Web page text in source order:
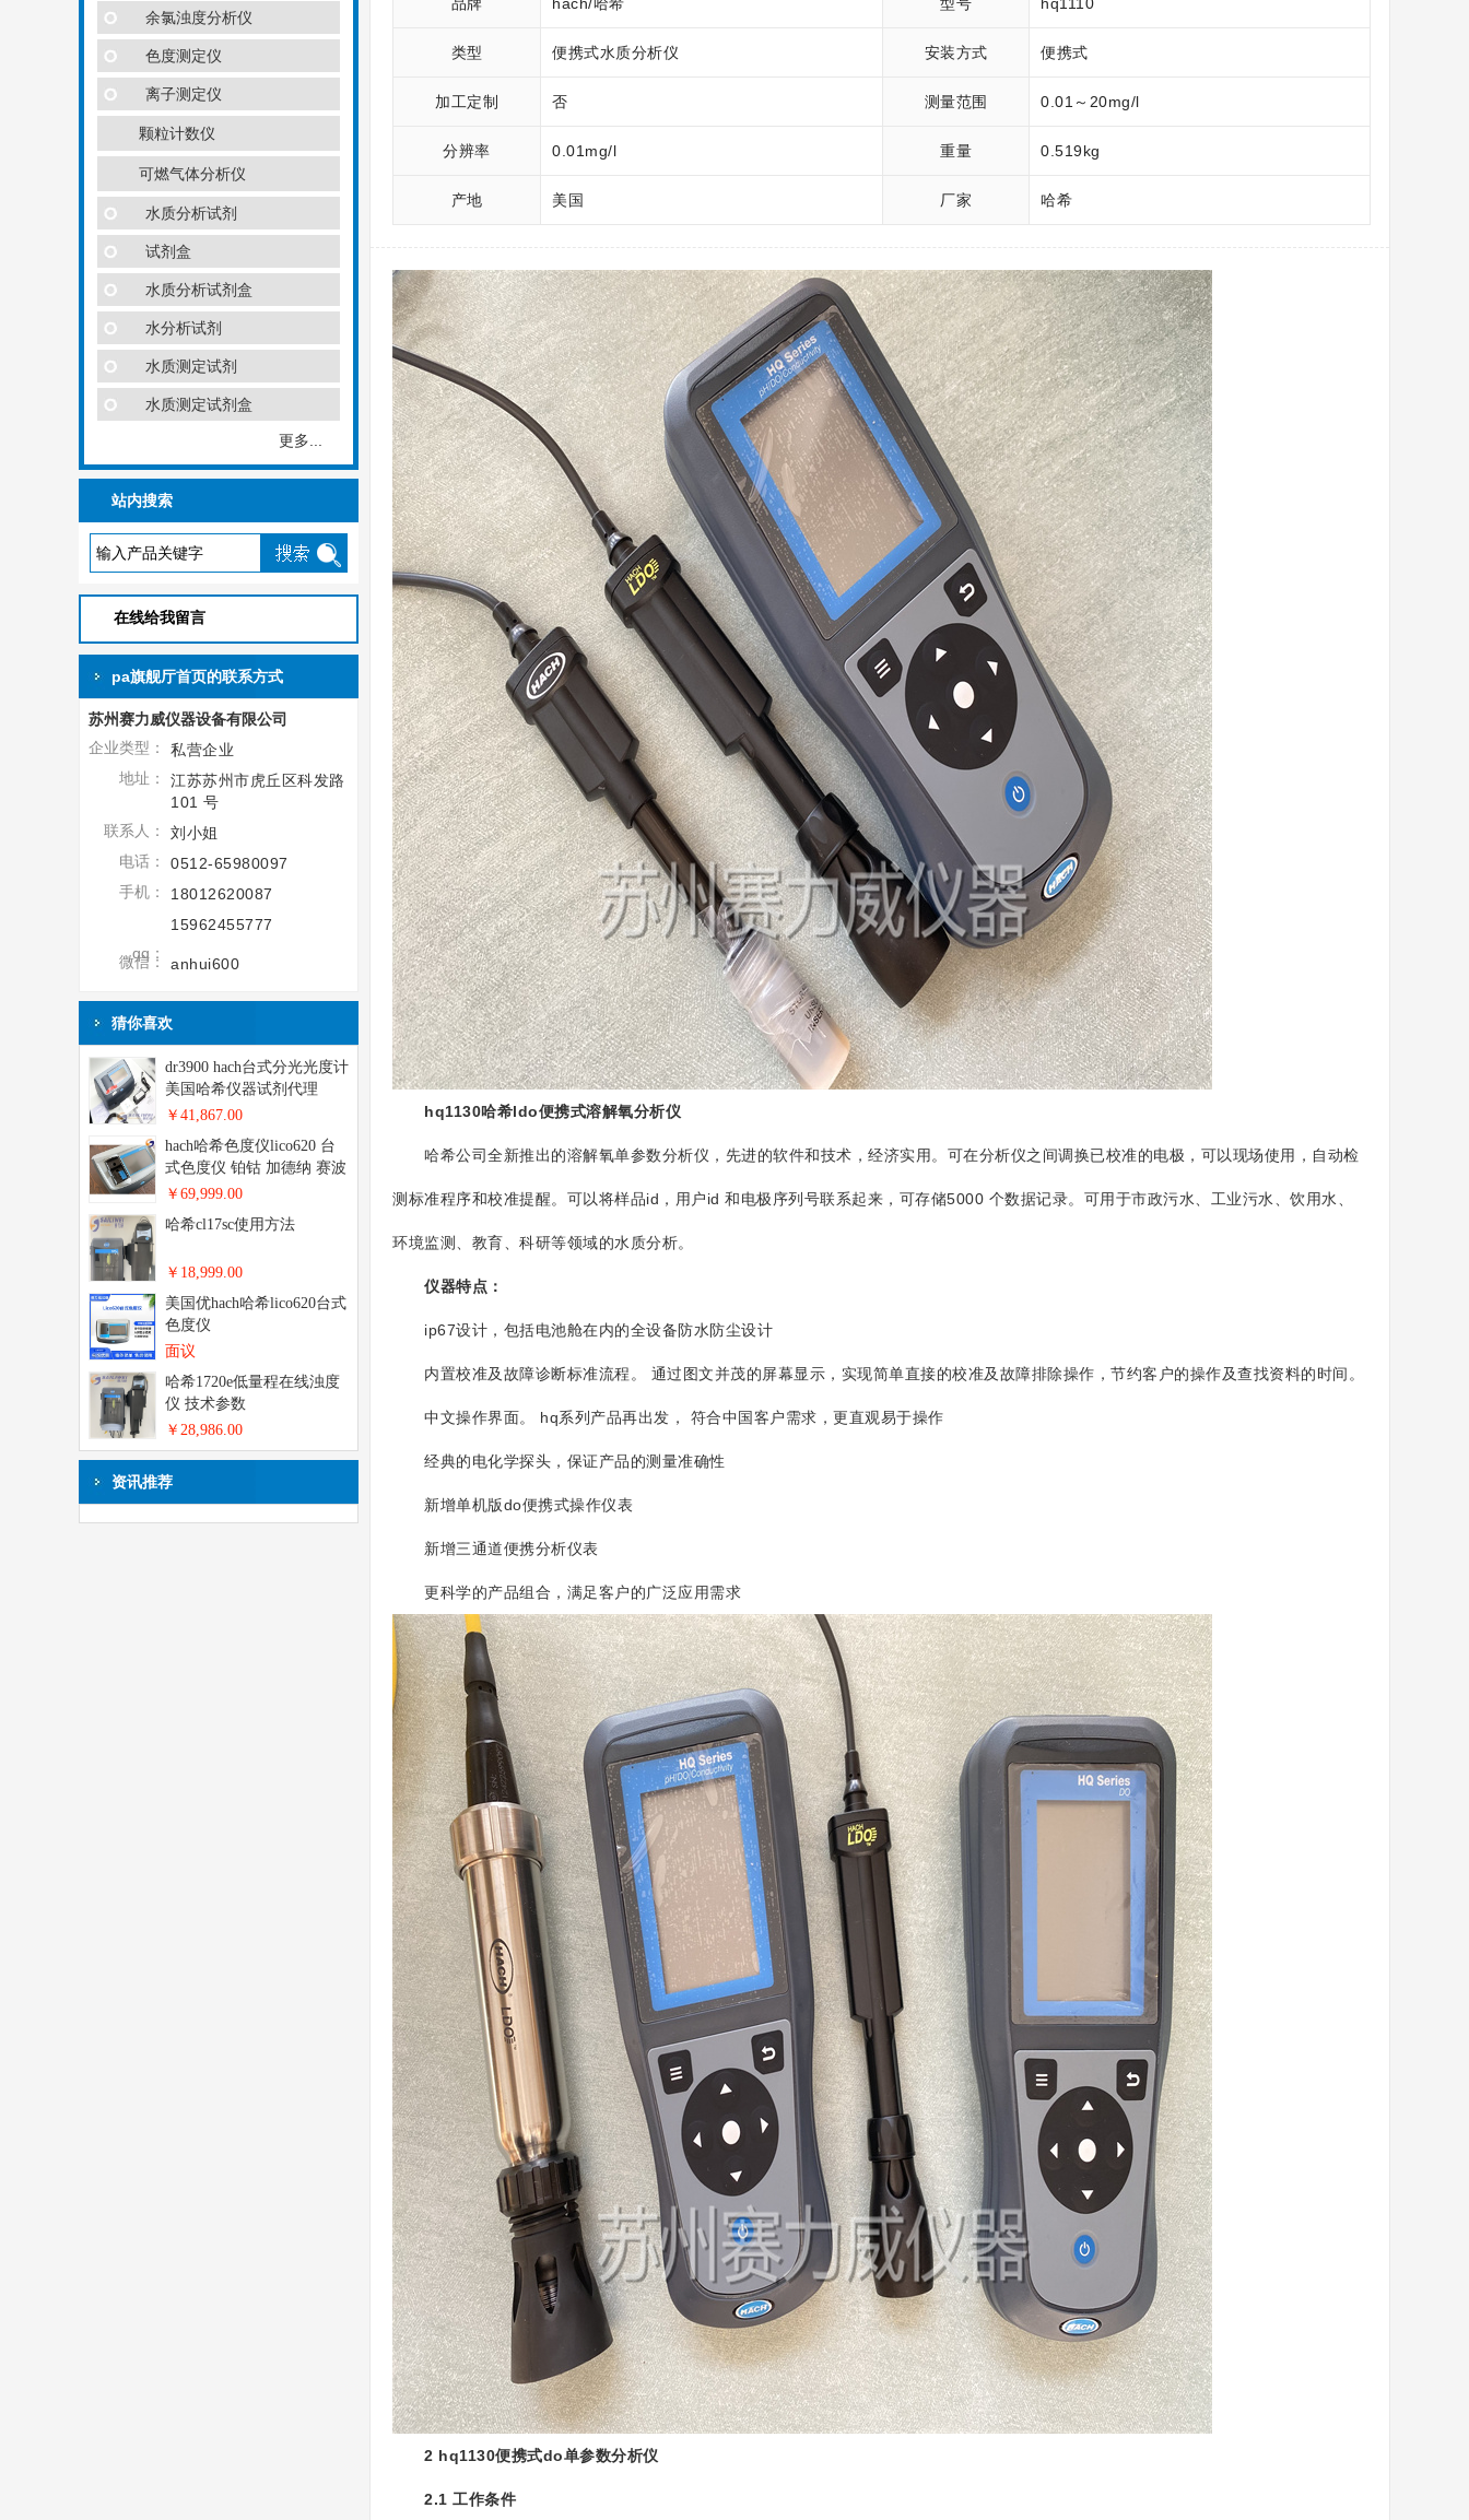
类型 便携式水质分析仪 安装方式 便携式
加工定制 否 测量范围 0.01～20mg/l
分辨率 0.01mg/l 重量 0.519kg
产地 美国 厂家 哈希
hq1130哈希ldo便携式溶解氧分析仪
哈希公司全新推出的溶解氧单参数分析仪，先进的软件和技术，经济实用。可在分析仪之间调换已校准的电极，可以现场使用，自动检
测标准程序和校准提醒。可以将样品id，用户id 和电极序列号联系起来，可存储5000 个数据记录。可用于市政污水、工业污水、饮用水、
环境监测、教育、科研等领域的水质分析。
仪器特点：
ip67设计，包括电池舱在内的全设备防水防尘设计
内置校准及故障诊断标准流程。 通过图文并茂的屏幕显示，实现简单直接的校准及故障排除操作，节约客户的操作及查找资料的时间。
中文操作界面。 hq系列产品再出发， 符合中国客户需求，更直观易于操作
经典的电化学探头，保证产品的测量准确性
新增单机版do便携式操作仪表
新增三通道便携分析仪表
更科学的产品组合，满足客户的广泛应用需求
2 hq1130便携式do单参数分析仪
2.1 工作条件
余氯浊度分析仪
色度测定仪
离子测定仪
颗粒计数仪
可燃气体分析仪
水质分析试剂
试剂盒
水质分析试剂盒
水分析试剂
水质测定试剂
水质测定试剂盒
更多...
站内搜索
在线给我留言
pa旗舰厅首页的联系方式
苏州赛力威仪器设备有限公司
企业类型：
私营企业
地址：
江苏苏州市虎丘区科发路
101 号
联系人：
刘小姐
电话：
0512-65980097
手机：
18012620087
15962455777
qq：
微信： anhui600
猜你喜欢
dr3900 hach台式分光光度计
美国哈希仪器试剂代理
￥41,867.00
hach哈希色度仪lico620 台
式色度仪 铂钴 加德纳 赛波
特
￥69,999.00
哈希cl17sc使用方法
￥18,999.00
美国优hach哈希lico620台式
色度仪
面议
哈希1720e低量程在线浊度
仪 技术参数
￥28,986.00
资讯推荐